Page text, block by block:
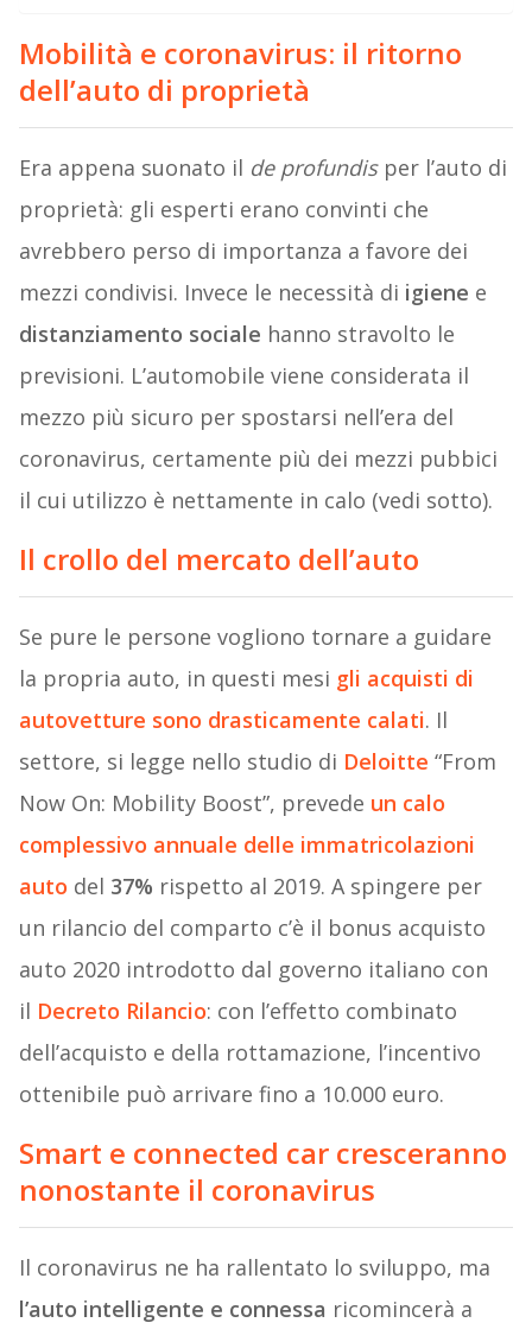
Mobilità e coronavirus: il ritorno
dell’auto di proprietà
Era appena suonato il de profundisper l’auto di
proprietà: gli esperti erano convinti che
avrebbero perso di importanza a favore dei
mezzi condivisi. Invece le necessità di igiene e
distanziamento sociale hanno stravolto le
previsioni. L’automobile viene considerata il
mezzo più sicuro per spostarsi nell’era del
coronavirus, certamente più dei mezzi pubbici
il cui utilizzo è nettamente in calo (vedi sotto).
Il crollo del mercato dell’auto
Se pure le persone vogliono tornare a guidare
la propria auto, in questi mesi gli acquisti di
autovetture sono drasticamente calati. Il
settore, si legge nello studio di Deloitte “From
Now On: Mobility Boost”, prevede un calo
complessivo annuale delle immatricolazioni
auto del 37% rispetto al 2019. A spingere per
un rilancio del comparto c’è il bonus acquisto
auto 2020 introdotto dal governo italiano con
il Decreto Rilancio: con l’effetto combinato
dell’acquisto e della rottamazione, l’incentivo
ottenibile può arrivare fino a 10.000 euro.
Smart e connected car cresceranno
nonostante il coronavirus
Il coronavirus ne ha rallentato lo sviluppo, ma
l’auto intelligente e connessa ricomincerà a